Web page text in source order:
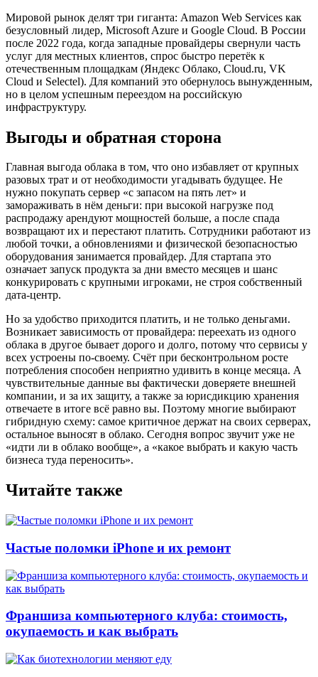
Мировой рынок делят три гиганта: Amazon Web Services как
безусловный лидер, Microsoft Azure и Google Cloud. В России
после 2022 года, когда западные провайдеры свернули часть
услуг для местных клиентов, спрос быстро перетёк к
отечественным площадкам (Яндекс Облако, Cloud.ru, VK
Cloud и Selectel). Для компаний это обернулось вынужденным,
но в целом успешным переездом на российскую
инфраструктуру.
Выгоды и обратная сторона
Главная выгода облака в том, что оно избавляет от крупных
разовых трат и от необходимости угадывать будущее. Не
нужно покупать сервер «с запасом на пять лет» и
замораживать в нём деньги: при высокой нагрузке под
распродажу арендуют мощностей больше, а после спада
возвращают их и перестают платить. Сотрудники работают из
любой точки, а обновлениями и физической безопасностью
оборудования занимается провайдер. Для стартапа это
означает запуск продукта за дни вместо месяцев и шанс
конкурировать с крупными игроками, не строя собственный
дата-центр.
Но за удобство приходится платить, и не только деньгами.
Возникает зависимость от провайдера: переехать из одного
облака в другое бывает дорого и долго, потому что сервисы у
всех устроены по-своему. Счёт при бесконтрольном росте
потребления способен неприятно удивить в конце месяца. А
чувствительные данные вы фактически доверяете внешней
компании, и за их защиту, а также за юрисдикцию хранения
отвечаете в итоге всё равно вы. Поэтому многие выбирают
гибридную схему: самое критичное держат на своих серверах,
остальное выносят в облако. Сегодня вопрос звучит уже не
«идти ли в облако вообще», а «какое выбрать и какую часть
бизнеса туда переносить».
Читайте также
Частые поломки iPhone и их ремонт
Франшиза компьютерного клуба: стоимость,
окупаемость и как выбрать